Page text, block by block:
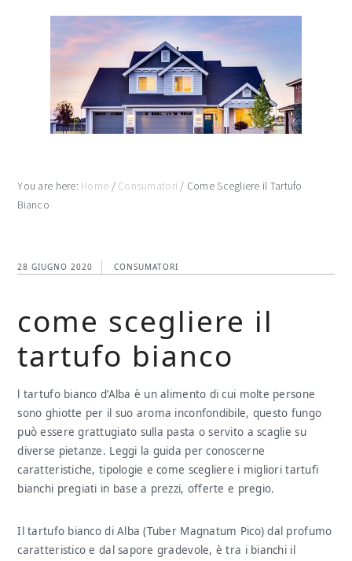
You are here: Home / Consumatori / Come Scegliere il Tartufo
Bianco
28 GIUGNO 2020 CONSUMATORI
come scegliere il
tartufo bianco
l tartufo bianco d’Alba è un alimento di cui molte persone
sono ghiotte per il suo aroma inconfondibile, questo fungo
può essere grattugiato sulla pasta o servito a scaglie su
diverse pietanze. Leggi la guida per conoscerne
caratteristiche, tipologie e come scegliere i migliori tartufi
bianchi pregiati in base a prezzi, offerte e pregio.
Il tartufo bianco di Alba (Tuber Magnatum Pico) dal profumo
caratteristico e dal sapore gradevole, è tra i bianchi il